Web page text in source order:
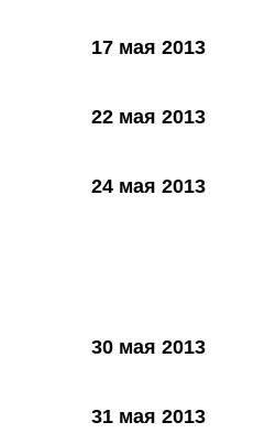
17 мая 2013
22 мая 2013
24 мая 2013
30 мая 2013
31 мая 2013